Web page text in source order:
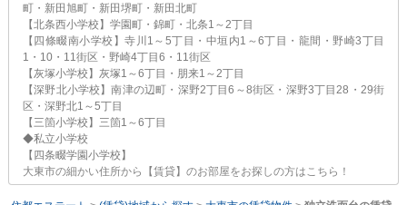
町・新田旭町・新田堺町・新田北町
【北条西小学校】学園町・錦町・北条1～2丁目
【四條畷南小学校】寺川1～5丁目・中垣内1～6丁目・龍間・野崎3丁目
1・10・11街区・野崎4丁目6・11街区
【灰塚小学校】灰塚1～6丁目・朋来1～2丁目
【深野北小学校】南津の辺町・深野2丁目6～8街区・深野3丁目28・29街
区・深野北1～5丁目
【三箇小学校】三箇1～6丁目
◆私立小学校
【四条畷学園小学校】
大東市の細かい住所から【賃貸】のお部屋をお探しの方はこちら！